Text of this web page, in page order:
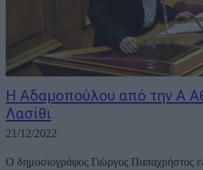
Η Αδαμοπούλου από την Α
Λασίθι
21/12/2022
Ο δημοσιογράφος Γιώργος Παπαχρήστος